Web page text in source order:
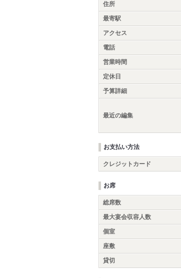
住所
最寄駅
アクセス
電話
営業時間
定休日
予算詳細
最近の編集
お支払い方法
クレジットカード
お席
総席数
最大宴会収容人数
個室
座敷
貸切